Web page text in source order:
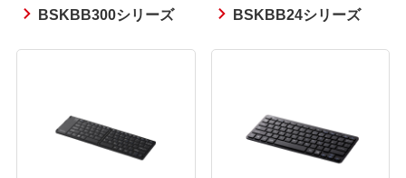
BSKBB300シリーズ BSKBB24シリーズ